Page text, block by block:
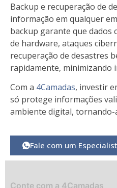
Backup e recuperação de
informação em qualquer
backup garante que dados
de hardware, ataques
recuperação de desastres
rapidamente, minimizando
Com a 4Camadas, investir
só protege informações
ambiente digital, tornando-
Fale com um
Conte com a 4Camadas